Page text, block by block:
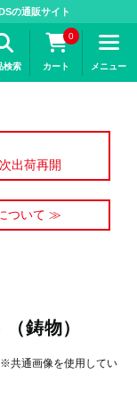
の通販サイト
検索
0
カート メニュー
出荷再開
ついて ≫
鋳物）
共通画像を使用してい